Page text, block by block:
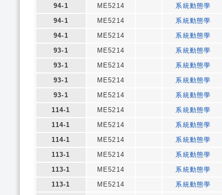
94-1
ME5214
系統動態學
94-1
ME5214
系統動態學
94-1
ME5214
系統動態學
93-1
ME5214
系統動態學
93-1
ME5214
系統動態學
93-1
ME5214
系統動態學
93-1
ME5214
系統動態學
114-1
ME5214
系統動態學
114-1
ME5214
系統動態學
114-1
ME5214
系統動態學
113-1
ME5214
系統動態學
113-1
ME5214
系統動態學
113-1
ME5214
系統動態學